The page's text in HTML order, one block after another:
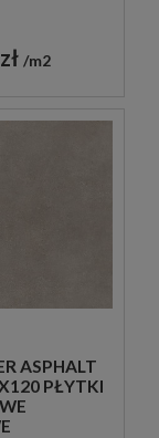
m2
ASPHALT
PŁYTKI